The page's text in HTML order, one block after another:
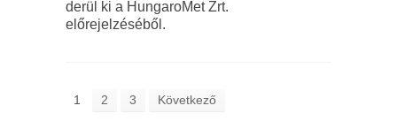
derül ki a HungaroMet Zrt.
előrejelzéséből.
1 2 3 Következő